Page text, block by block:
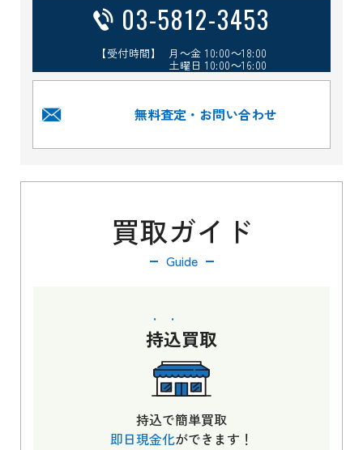
03-5812-3453
【受付時間】 月～金 10:00～18:00
土曜日 10:00～16:00
無料査定・お問い合わせ
買取ガイド
Guide
持込買取
持込で簡単買取
即日現金化ができます！